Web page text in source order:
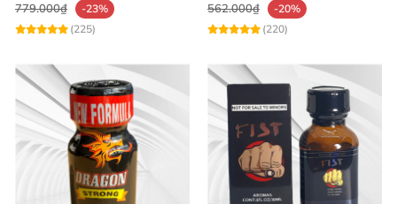
779.000₫
-23%
(225)
562.000₫
-20%
(220)